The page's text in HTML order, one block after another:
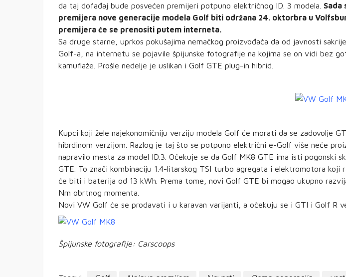
da taj dofađaj bude posvećen premijeri potpuno električnog ID. 3 modela. Sada
premijera nove generacije modela Golf biti održana 24. oktorbra u
premijera će se prenositi putem interneta.
Sa druge starne, uprkos pokušajima nemačkog proizvođača da od javnosti
Golf-a, na internetu se pojavile špijunske fotografije na kojima se on vidi bez
kamuflaže. Prošle nedelje je uslikan i Golf GTE plug-in hibrid.
Kupci koji žele najekonomičniju verziju modela Golf će morati da se zadovolje
hibrdinom verzijom. Razlog je taj što se potpuno električni e-Golf više neće
napravilo mesta za model ID.3. Očekuje se da Golf MK8 GTE ima isti pogonski
GTE. To znači kombinaciju 1.4-litarskog TSI turbo agregata i elektromotora koji
će biti i baterija od 13 kWh. Prema tome, novi Golf GTE bi mogao ukupno
Nm obrtnog momenta.
Novi VW Golf će se prodavati i u karavan varijanti, a očekuju se i GTI i Golf R
Špijunske fotografije: Carscoops